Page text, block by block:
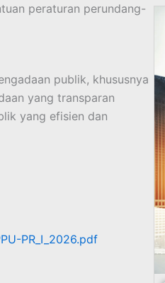
peraturan perundang-
publik, khususnya
yang transparan
yang efisien dan
PR_I_2026.pdf